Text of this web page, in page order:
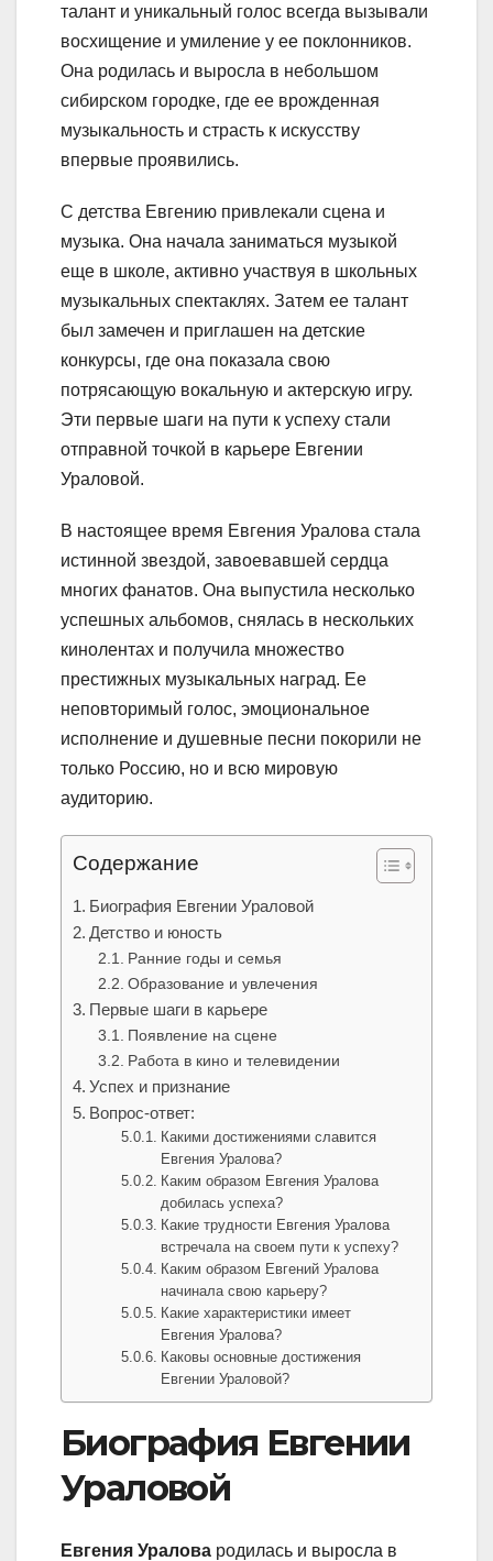
талант и уникальный голос всегда вызывали
восхищение и умиление у ее поклонников.
Она родилась и выросла в небольшом
сибирском городке, где ее врожденная
музыкальность и страсть к искусству
впервые проявились.
С детства Евгению привлекали сцена и
музыка. Она начала заниматься музыкой
еще в школе, активно участвуя в школьных
музыкальных спектаклях. Затем ее талант
был замечен и приглашен на детские
конкурсы, где она показала свою
потрясающую вокальную и актерскую игру.
Эти первые шаги на пути к успеху стали
отправной точкой в карьере Евгении
Ураловой.
В настоящее время Евгения Уралова стала
истинной звездой, завоевавшей сердца
многих фанатов. Она выпустила несколько
успешных альбомов, снялась в нескольких
кинолентах и получила множество
престижных музыкальных наград. Ее
неповторимый голос, эмоциональное
исполнение и душевные песни покорили не
только Россию, но и всю мировую
аудиторию.
Содержание
Биография Евгении Ураловой
Детство и юность
Ранние годы и семья
Образование и увлечения
Первые шаги в карьере
Появление на сцене
Работа в кино и телевидении
Успех и признание
Вопрос-ответ:
Какими достижениями славится
Евгения Уралова?
Каким образом Евгения Уралова
добилась успеха?
Какие трудности Евгения Уралова
встречала на своем пути к успеху?
Каким образом Евгений Уралова
начинала свою карьеру?
Какие характеристики имеет
Евгения Уралова?
Каковы основные достижения
Евгении Ураловой?
Биография Евгении
Ураловой
Евгения Уралова родилась и выросла в